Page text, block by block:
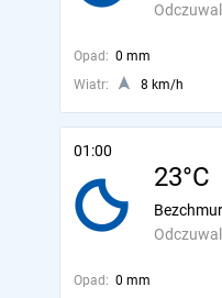
Opad: 0 mm
Wiatr:
8 km/h
01:00
23°C
Opad: 0 mm